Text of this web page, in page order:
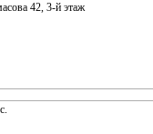
42, 3-й этаж